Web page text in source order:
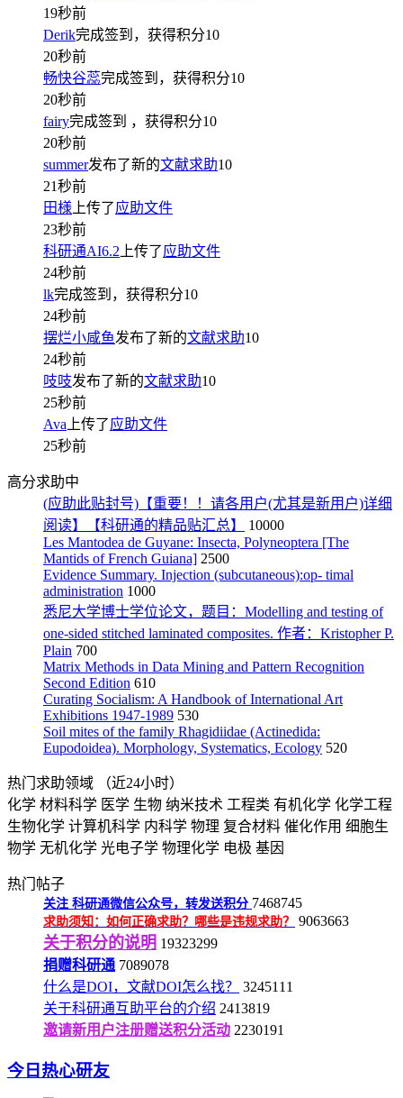
19秒前
Derik完成签到，获得积分10
20秒前
畅快谷蕊完成签到，获得积分10
20秒前
fairy完成签到 ，获得积分10
20秒前
summer发布了新的文献求助10
21秒前
田様 上传了应助文件
23秒前
科研通AI6.2 上传了应助文件
24秒前
lk完成签到，获得积分10
24秒前
摆烂小咸鱼发布了新的文献求助10
24秒前
吱吱发布了新的文献求助10
25秒前
Ava 上传了应助文件
25秒前
高分求助中
(应助此贴封号)【重要！！请各用户(尤其是新用户)详细
阅读】【科研通的精品贴汇总】
10000
Les Mantodea de Guyane: Insecta, Polyneoptera [The
Mantids of French Guiana] 2500
Evidence Summary. Injection (subcutaneous):op- timal
administration 1000
悉尼大学博士学位论文，题目：Modelling and testing of
one-sided stitched laminated composites. 作者：Kristopher P.
Plain 700
Matrix Methods in Data Mining and Pattern Recognition
Second Edition 610
Curating Socialism: A Handbook of International Art
Exhibitions 1947-1989 530
Soil mites of the family Rhagidiidae (Actinedida:
Eupodoidea). Morphology, Systematics, Ecology 520
热门求助领域
（近24小时）
化学 材料科学 医学 生物 纳米技术 工程类 有机化学 化学工程
生物化学 计算机科学 内科学 物理 复合材料 催化作用 细胞生
物学 无机化学 光电子学 物理化学 电极 基因
热门帖子
关注 科研通微信公众号，转发送积分 7468745
求助须知：如何正确求助？哪些是违规求助？ 9063663
关于积分的说明 19323299
捐赠科研通 7089078
什么是DOI，文献DOI怎么找？
3245111
关于科研通互助平台的介绍 2413819
邀请新用户注册赠送积分活动 2230191
今日热心研友